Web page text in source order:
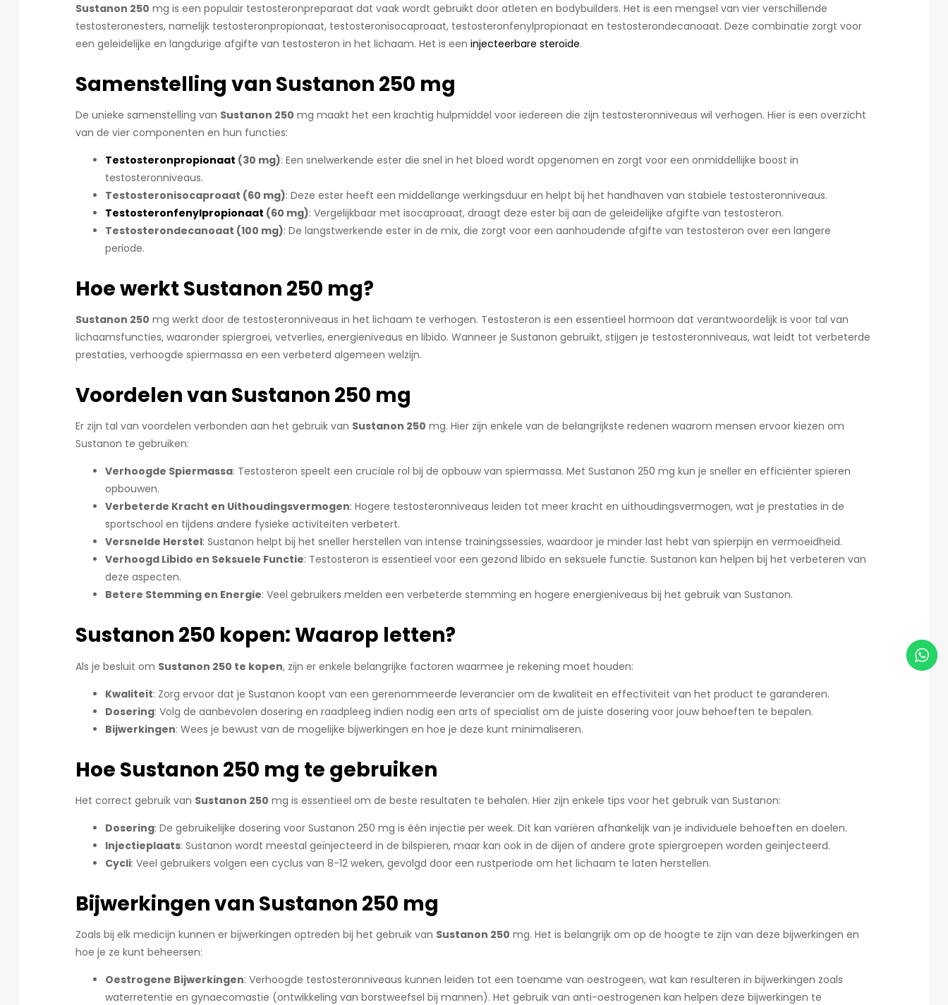
Sustanon 250 mg is een populair testosteronpreparaat dat vaak wordt gebruikt door atleten en bodybuilders. Het is een mengsel van vier verschillende
testosteronesters, namelijk testosteronpropionaat, testosteronisocaproaat, testosteronfenylpropionaat en testosterondecanoaat. Deze combinatie zorgt voor
een geleidelijke en langdurige afgifte van testosteron in het lichaam. Het is een injecteerbare steroïde.
Samenstelling van Sustanon 250 mg
De unieke samenstelling van Sustanon 250 mg maakt het een krachtig hulpmiddel voor iedereen die zijn testosteronniveaus wil verhogen. Hier is een overzicht
van de vier componenten en hun functies:
Testosteronpropionaat (30 mg): Een snelwerkende ester die snel in het bloed wordt opgenomen en zorgt voor een onmiddellijke boost in
testosteronniveaus.
Testosteronisocaproaat (60 mg): Deze ester heeft een middellange werkingsduur en helpt bij het handhaven van stabiele testosteronniveaus.
Testosteronfenylpropionaat (60 mg): Vergelijkbaar met isocaproaat, draagt deze ester bij aan de geleidelijke afgifte van testosteron.
Testosterondecanoaat (100 mg): De langstwerkende ester in de mix, die zorgt voor een aanhoudende afgifte van testosteron over een langere
periode.
Hoe werkt Sustanon 250 mg?
Sustanon 250 mg werkt door de testosteronniveaus in het lichaam te verhogen. Testosteron is een essentieel hormoon dat verantwoordelijk is voor tal van
lichaamsfuncties, waaronder spiergroei, vetverlies, energieniveaus en libido. Wanneer je Sustanon gebruikt, stijgen je testosteronniveaus, wat leidt tot verbeterde
prestaties, verhoogde spiermassa en een verbeterd algemeen welzijn.
Voordelen van Sustanon 250 mg
Er zijn tal van voordelen verbonden aan het gebruik van Sustanon 250 mg. Hier zijn enkele van de belangrijkste redenen waarom mensen ervoor kiezen om
Sustanon te gebruiken:
Verhoogde Spiermassa: Testosteron speelt een cruciale rol bij de opbouw van spiermassa. Met Sustanon 250 mg kun je sneller en efficiënter spieren
opbouwen.
Verbeterde Kracht en Uithoudingsvermogen: Hogere testosteronniveaus leiden tot meer kracht en uithoudingsvermogen, wat je prestaties in de
sportschool en tijdens andere fysieke activiteiten verbetert.
Versnelde Herstel: Sustanon helpt bij het sneller herstellen van intense trainingssessies, waardoor je minder last hebt van spierpijn en vermoeidheid.
Verhoogd Libido en Seksuele Functie: Testosteron is essentieel voor een gezond libido en seksuele functie. Sustanon kan helpen bij het verbeteren van
deze aspecten.
Betere Stemming en Energie: Veel gebruikers melden een verbeterde stemming en hogere energieniveaus bij het gebruik van Sustanon.
Sustanon 250 kopen: Waarop letten?
Als je besluit om Sustanon 250 te kopen, zijn er enkele belangrijke factoren waarmee je rekening moet houden:
Kwaliteit: Zorg ervoor dat je Sustanon koopt van een gerenommeerde leverancier om de kwaliteit en effectiviteit van het product te garanderen.
Dosering: Volg de aanbevolen dosering en raadpleeg indien nodig een arts of specialist om de juiste dosering voor jouw behoeften te bepalen.
Bijwerkingen: Wees je bewust van de mogelijke bijwerkingen en hoe je deze kunt minimaliseren.
Hoe Sustanon 250 mg te gebruiken
Het correct gebruik van Sustanon 250 mg is essentieel om de beste resultaten te behalen. Hier zijn enkele tips voor het gebruik van Sustanon:
Dosering: De gebruikelijke dosering voor Sustanon 250 mg is één injectie per week. Dit kan variëren afhankelijk van je individuele behoeften en doelen.
Injectieplaats: Sustanon wordt meestal geïnjecteerd in de bilspieren, maar kan ook in de dijen of andere grote spiergroepen worden geïnjecteerd.
Cycli: Veel gebruikers volgen een cyclus van 8-12 weken, gevolgd door een rustperiode om het lichaam te laten herstellen.
Bijwerkingen van Sustanon 250 mg
Zoals bij elk medicijn kunnen er bijwerkingen optreden bij het gebruik van Sustanon 250 mg. Het is belangrijk om op de hoogte te zijn van deze bijwerkingen en
hoe je ze kunt beheersen:
Oestrogene Bijwerkingen: Verhoogde testosteronniveaus kunnen leiden tot een toename van oestrogeen, wat kan resulteren in bijwerkingen zoals
waterretentie en gynaecomastie (ontwikkeling van borstweefsel bij mannen). Het gebruik van anti-oestrogenen kan helpen deze bijwerkingen te